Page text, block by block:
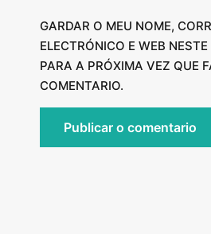
GARDAR O MEU NOME,
ELECTRÓNICO E WEB
PARA A PRÓXIMA VEZ QUE
COMENTARIO.